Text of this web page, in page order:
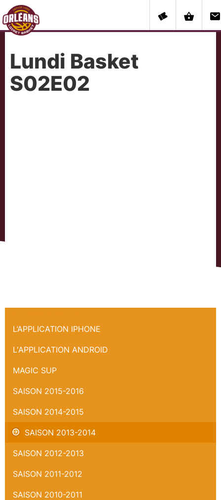
Lundi Basket
S02E02
L’APPLICATION IPHONE
L'APPLICATION ANDROID
MAGIC SUP
SAISON 2015-2016
SAISON 2014-2015
SAISON 2013-2014
SAISON 2012-2013
SAISON 2011-2012
SAISON 2010-2011